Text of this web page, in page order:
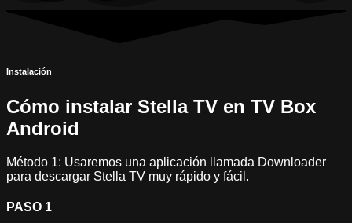
Instalación
Cómo instalar Stella TV en TV Box
Android
Método 1: Usaremos una aplicación llamada Downloader
para descargar Stella TV muy rápido y fácil.
PASO 1